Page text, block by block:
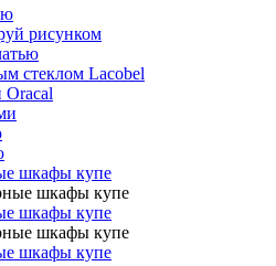
рисунком
стеклом Lacobel
Oracal
шкафы купе
шкафы купе
шкафы купе